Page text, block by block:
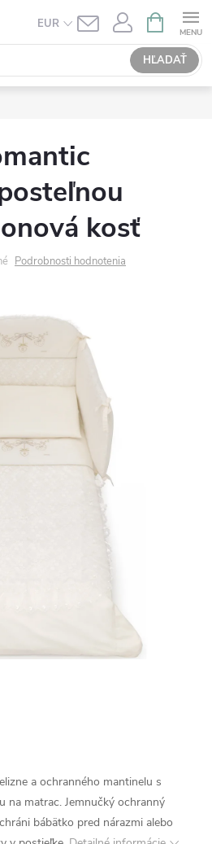
EUR
HĽADAŤ
KOŠÍK
kosť
Podrobnosti hodnotenia
a ochranného mantinelu s
na matrac. Jemnučký ochranný
bábätko pred nárazmi alebo